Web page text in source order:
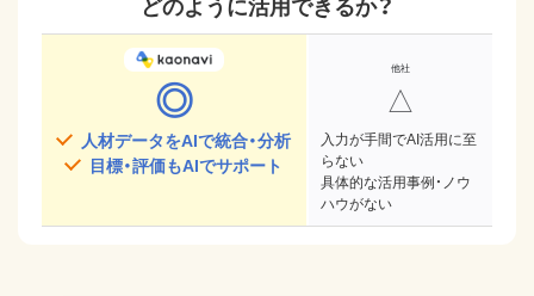
◎
人材データをAIで統合・分析
目標・評価もAIでサポート
△
入力が手間でAI活用に至
らない
具体的な活用事例・ノウ
ハウがない